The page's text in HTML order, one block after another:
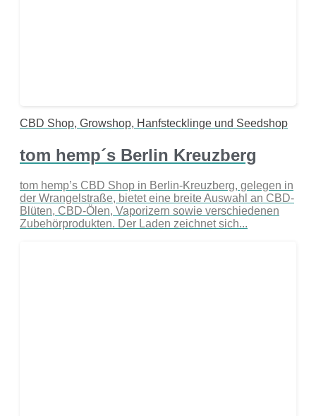
CBD Shop, Growshop, Hanfstecklinge und Seedshop
tom hemp´s Berlin Kreuzberg
tom hemp’s CBD Shop in Berlin-Kreuzberg, gelegen in
der Wrangelstraße, bietet eine breite Auswahl an CBD-
Blüten, CBD-Ölen, Vaporizern sowie verschiedenen
Zubehörprodukten. Der Laden zeichnet sich...